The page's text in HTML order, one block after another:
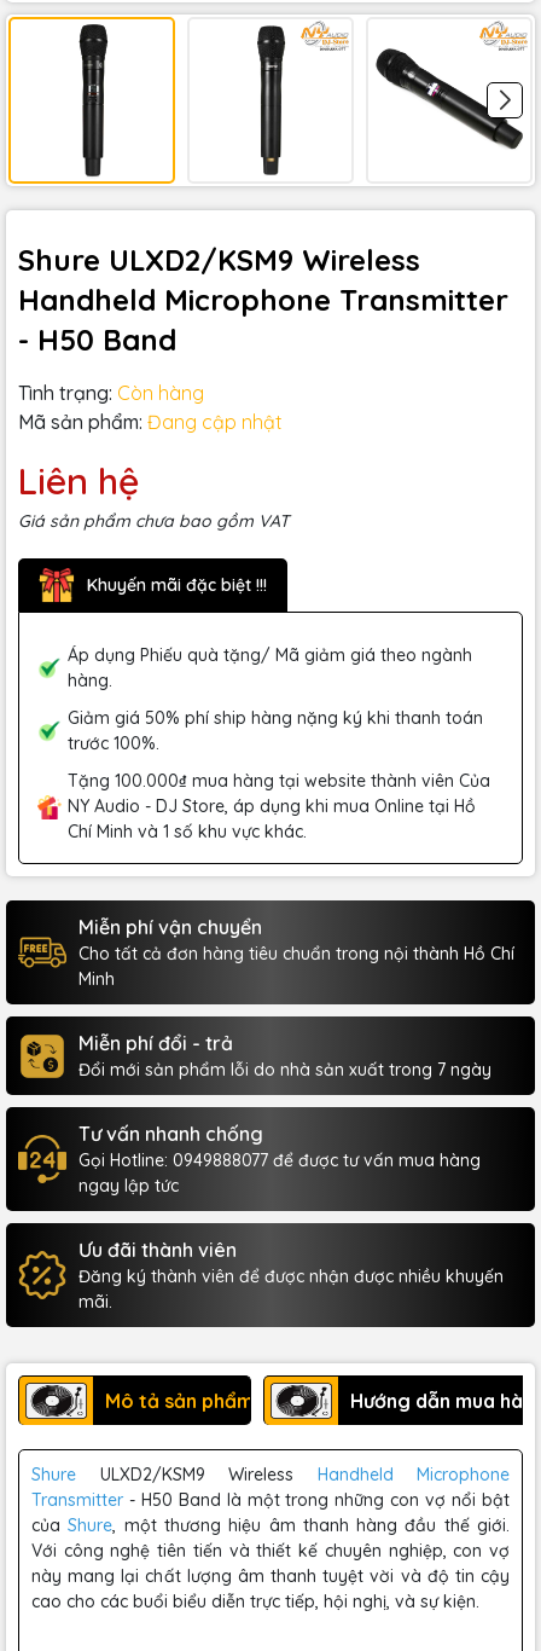
Shure ULXD2/KSM9 Wireless
Handheld Microphone Transmitter
- H50 Band
Tình trạng: Còn hàng
Mã sản phẩm: Đang cập nhật
Liên hệ
Giá sản phẩm chưa bao gồm VAT
Khuyến mãi đặc biệt !!!
Áp dụng Phiếu quà tặng/ Mã giảm giá theo ngành
hàng.
Giảm giá 50% phí ship hàng nặng ký khi thanh toán
trước 100%.
Tặng 100.000₫ mua hàng tại website thành viên Của
NY Audio - DJ Store, áp dụng khi mua Online tại Hồ
Chí Minh và 1 số khu vực khác.
Miễn phí vận chuyển
Cho tất cả đơn hàng tiêu chuẩn trong nội thành Hồ Chí
Minh
Miễn phí đổi - trả
Đổi mới sản phẩm lỗi do nhà sản xuất trong 7 ngày
Tư vấn nhanh chống
Gọi Hotline: 0949888077 để được tư vấn mua hàng
ngay lập tức
Ưu đãi thành viên
Đăng ký thành viên để được nhận được nhiều khuyến
mãi.
Mô tả sản phẩm Hướng dẫn mua
Shure ULXD2/KSM9 Wireless Handheld Microphone
Transmitter - H50 Band là một trong những con vợ nổi bật
củaShure, một thương hiệu âm thanh hàng đầu thế giới.
Với công nghệ tiên tiến và thiết kế chuyên nghiệp, con vợ
này mang lại chất lượng âm thanh tuyệt vời và độ tin cậy
cao cho các buổi biểu diễn trực tiếp, hội nghị, và sự kiện.